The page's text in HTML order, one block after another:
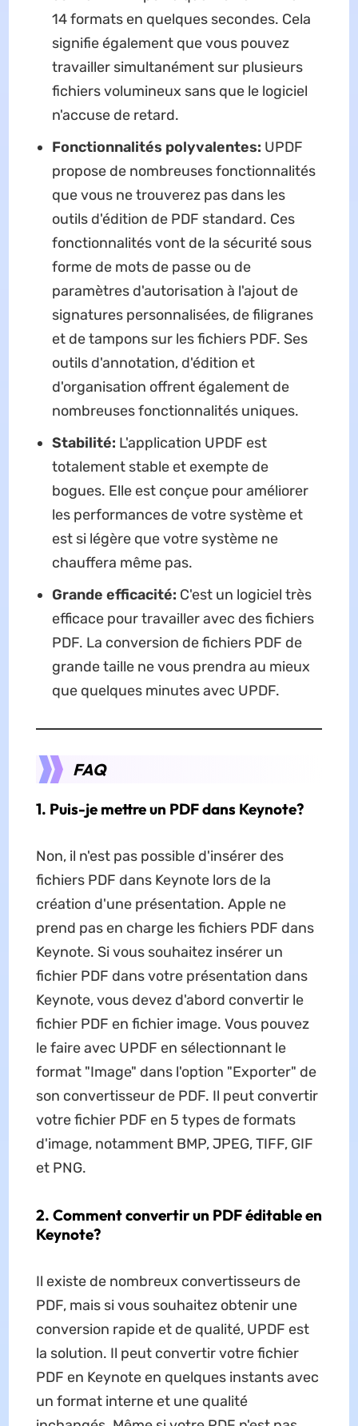
14 formats en quelques secondes. Cela
signifie également que vous pouvez
travailler simultanément sur plusieurs
fichiers volumineux sans que le logiciel
n'accuse de retard.
Fonctionnalités polyvalentes: UPDF
propose de nombreuses fonctionnalités
que vous ne trouverez pas dans les
outils d'édition de PDF standard. Ces
fonctionnalités vont de la sécurité sous
forme de mots de passe ou de
paramètres d'autorisation à l'ajout de
signatures personnalisées, de filigranes
et de tampons sur les fichiers PDF. Ses
outils d'annotation, d'édition et
d'organisation offrent également de
nombreuses fonctionnalités uniques.
Stabilité: L'application UPDF est
totalement stable et exempte de
bogues. Elle est conçue pour améliorer
les performances de votre système et
est si légère que votre système ne
chauffera même pas.
Grande efficacité: C'est un logiciel très
efficace pour travailler avec des fichiers
PDF. La conversion de fichiers PDF de
grande taille ne vous prendra au mieux
que quelques minutes avec UPDF.
FAQ
1. Puis-je mettre un PDF dans Keynote?
Non, il n'est pas possible d'insérer des
fichiers PDF dans Keynote lors de la
création d'une présentation. Apple ne
prend pas en charge les fichiers PDF dans
Keynote. Si vous souhaitez insérer un
fichier PDF dans votre présentation dans
Keynote, vous devez d'abord convertir le
fichier PDF en fichier image. Vous pouvez
le faire avec UPDF en sélectionnant le
format "Image" dans l'option "Exporter" de
son convertisseur de PDF. Il peut convertir
votre fichier PDF en 5 types de formats
d'image, notamment BMP, JPEG, TIFF, GIF
et PNG.
2. Comment convertir un PDF éditable en
Keynote?
Il existe de nombreux convertisseurs de
PDF, mais si vous souhaitez obtenir une
conversion rapide et de qualité, UPDF est
la solution. Il peut convertir votre fichier
PDF en Keynote en quelques instants avec
un format interne et une qualité